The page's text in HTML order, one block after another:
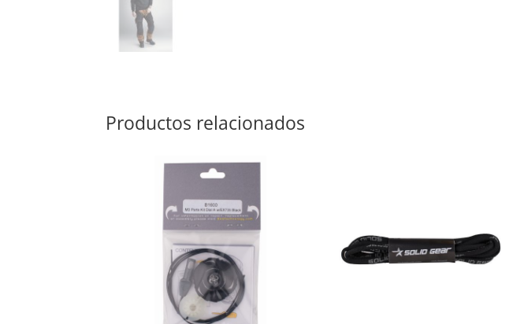
Productos relacionados